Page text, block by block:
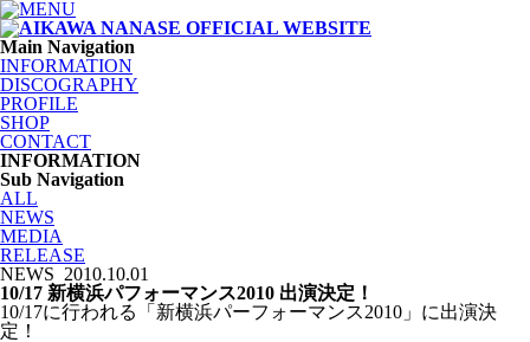
Main Navigation
INFORMATION
DISCOGRAPHY
PROFILE
SHOP
CONTACT
INFORMATION
Sub Navigation
ALL
NEWS
MEDIA
RELEASE
NEWS 2010.10.01
10/17 新横浜パフォーマンス2010 出演決定！
10/17に行われる「新横浜パーフォーマンス2010」に出演決
定！